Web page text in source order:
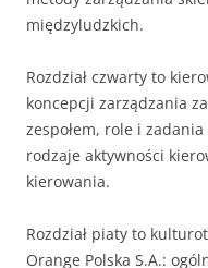
międzyludzkich.
Rozdział czwarty to
koncepcji zarządzania
zespołem, role i
rodzaje aktywności
kierowania.
Rozdział piaty to
Orange Polska S.A.: